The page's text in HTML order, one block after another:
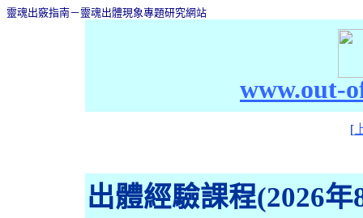
靈魂出竅指南－靈魂出體現象專題研究網站
www.out-
[
出體經驗課程(2026